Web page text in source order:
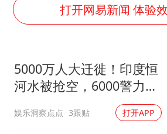
全民健身事业
老挝国会主
乐享全民健
打开网易新闻 体验
5000万人大迁徙！印度恒
河水被抢空，6000警力全
娱乐洞察点点 3跟贴 打开APP